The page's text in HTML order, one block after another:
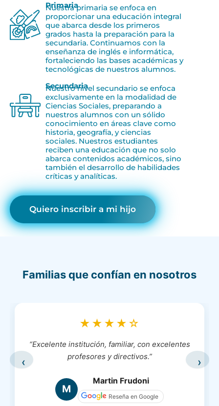
Primaria
Nuestra primaria se enfoca en
proporcionar una educación integral
que abarca desde los primeros
grados hasta la preparación para la
secundaria. Continuamos con la
enseñanza de inglés e informática,
fortaleciendo las bases académicas y
tecnológicas de nuestros alumnos.
Secundaria
Nuestro nivel secundario se enfoca
exclusivamente en la modalidad de
Ciencias Sociales, preparando a
nuestros alumnos con un sólido
conocimiento en áreas clave como
historia, geografía, y ciencias
sociales. Nuestros estudiantes
reciben una educación que no solo
abarca contenidos académicos, sino
también el desarrollo de habilidades
críticas y analíticas.
Quiero inscribir a mi hijo
Familias que confían en nosotros
★★★★☆
“Muy buena institución educativa, con excelente
nivel académico y un ambiente familiar muy
E
Esteban Oliver
‹ ›